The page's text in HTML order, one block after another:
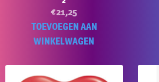
€21,25
TOEVOEGEN AAN
WINKELWAGEN